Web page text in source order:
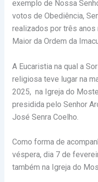
exemplo de Nossa
votos de Obediência,
realizados por três anos
Maior da Ordem da
A Eucaristia na qual a
religiosa teve lugar na
2025, na Igreja do
presidida pelo Senhor
José Senra Coelho.
Como forma de
véspera, dia 7 de
também na Igreja do